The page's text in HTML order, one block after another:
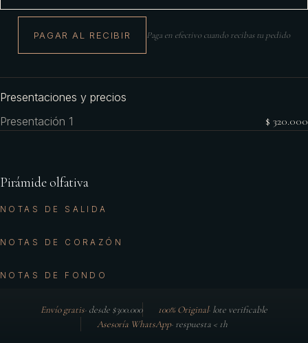
PAGAR AL RECIBIR Paga en efectivo cuando recibas tu pedido
Presentaciones y precios
Presentación 1
$ 320.000
Pirámide olfativa
NOTAS DE SALIDA
NOTAS DE CORAZÓN
NOTAS DE FONDO
Envío gratis· desde $300.000 100% Original· lote verificable
Asesoría WhatsApp· respuesta < 1h